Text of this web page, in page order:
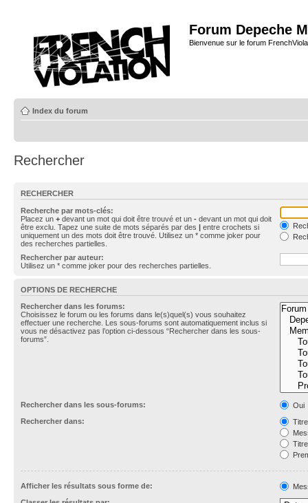
Forum Depeche
Bienvenue sur le forum
Index du forum
Rechercher
RECHERCHER
Recherche par mots-clés:
Placez un + devant un mot qui doit être trouvé et un - devant un mot qui doit
être exclu. Tapez une suite de mots séparés par des | entre crochets si
uniquement un des mots doit être trouvé. Utilisez un * comme joker pour
des recherches partielles.
Rechercher par auteur:
Utilisez un * comme joker pour des recherches partielles.
OPTIONS DE RECHERCHE
Rechercher dans les forums:
Choisissez le forum ou les forums dans le(s)quel(s) vous souhaitez
effectuer une recherche. Les sous-forums sont automatiquement inclus si
vous ne désactivez pas l’option ci-dessous “Rechercher dans les sous-
forums”.
Rechercher dans les sous-forums:
Oui
Rechercher dans:
Afficher les résultats sous forme de: